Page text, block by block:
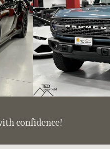
confidence!